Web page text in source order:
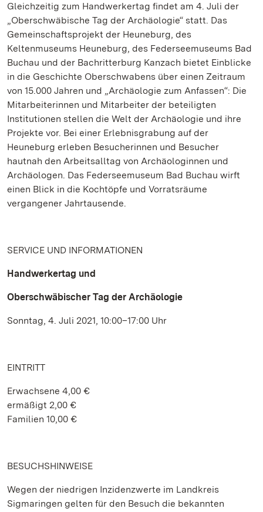
Gleichzeitig zum Handwerkertag findet am 4. Juli der
„Oberschwäbische Tag der Archäologie“ statt. Das
Gemeinschaftsprojekt der Heuneburg, des
Keltenmuseums Heuneburg, des Federseemuseums Bad
Buchau und der Bachritterburg Kanzach bietet Einblicke
in die Geschichte Oberschwabens über einen Zeitraum
von 15.000 Jahren und „Archäologie zum Anfassen“: Die
Mitarbeiterinnen und Mitarbeiter der beteiligten
Institutionen stellen die Welt der Archäologie und ihre
Projekte vor. Bei einer Erlebnisgrabung auf der
Heuneburg erleben Besucherinnen und Besucher
hautnah den Arbeitsalltag von Archäologinnen und
Archäologen. Das Federseemuseum Bad Buchau wirft
einen Blick in die Kochtöpfe und Vorratsräume
vergangener Jahrtausende.
SERVICE UND INFORMATIONEN
Handwerkertag und
Oberschwäbischer Tag der Archäologie
Sonntag, 4. Juli 2021, 10:00–17:00 Uhr
EINTRITT
Erwachsene 4,00 €
ermäßigt 2,00 €
Familien 10,00 €
BESUCHSHINWEISE
Wegen der niedrigen Inzidenzwerte im Landkreis
Sigmaringen gelten für den Besuch die bekannten